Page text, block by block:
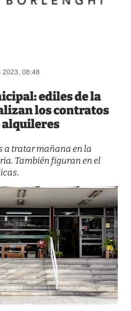
2023, 08:48
ediles de la
los contratos
alquileres
a tratar mañana en la
También figuran en el